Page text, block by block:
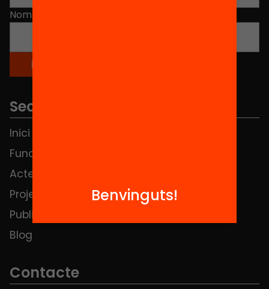
Nom
Seccions
Inici
Fundació
Actes
Projectes
Publicacions i vídeos
Blog
Contacte
Contacte
Benvinguts!